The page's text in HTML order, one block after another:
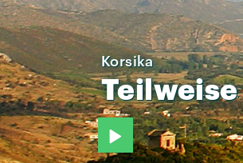
Korsika
Teilweise